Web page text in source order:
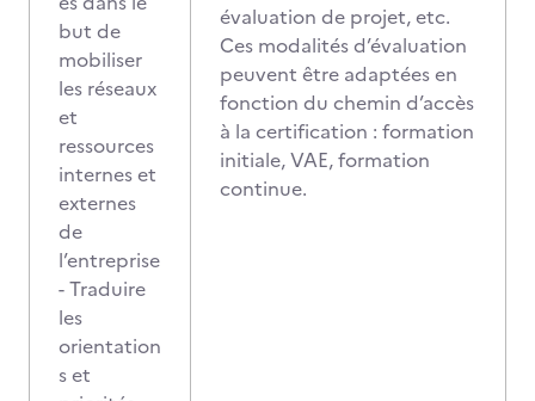
but de
mobiliser
les réseaux
et
ressources
internes et
externes
de
l’entreprise
- Traduire
les
orientation
s et
évaluation de projet, etc.
Ces modalités d’évaluation
peuvent être adaptées en
fonction du chemin d’accès
à la certification : formation
initiale, VAE, formation
continue.